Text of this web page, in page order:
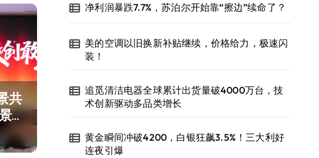
共
新
净利润暴跌7.7%，苏泊尔开始靠“擦边”续命了？
美的空调以旧换新补贴继续，价格给力，极速闪
装！
追觅清洁电器全球累计出货量破4000万台，技
术创新驱动多品类增长
黄金瞬间冲破4200，白银狂飙3.5%！三大利好
连夜引爆